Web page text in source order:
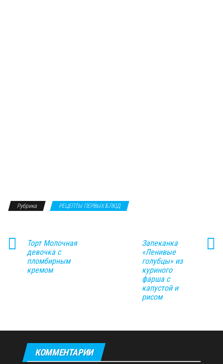
Рубрика РЕЦЕПТЫ ПЕРВЫХ БЛЮД
Торт Молочная
девочка с
пломбирным
кремом
Запеканка
«Ленивые
голубцы» из
куриного
фарша с
капустой и
рисом
КОММЕНТАРИИ